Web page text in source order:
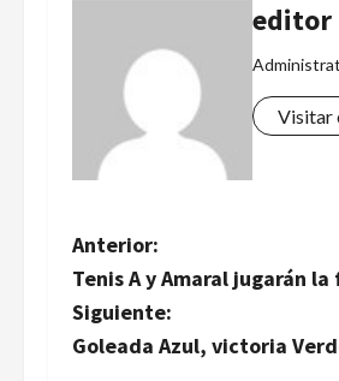
editor
Visitar
N
a
v
Anterior:
Tenis A y Amaral jugarán la
Siguiente:
Goleada Azul, victoria